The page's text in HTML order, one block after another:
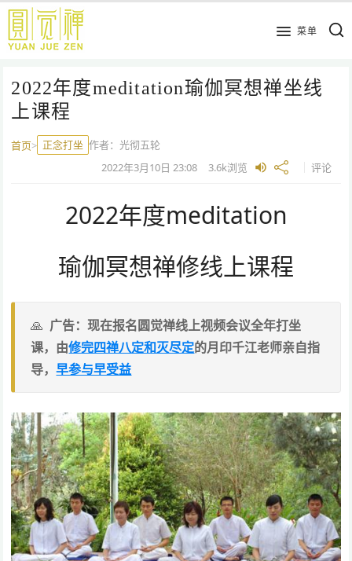
跳
主
菜单
2022年度meditation瑜伽冥想禅坐线
上课程
首页> 正念打坐 作者：光彻五轮
2022年3月10日 23:08 3.6k浏览 评论
2022年度meditation
瑜伽冥想禅修线上课程
广告：现在报名圆觉禅线上视频会议全年打坐
课，由修完四禅八定和灭尽定的月印千江老师亲自指
导，早参与早受益